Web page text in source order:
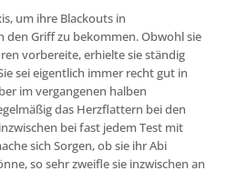
um ihre Blackouts in
den Griff zu bekommen. Obwohl sie
vorbereite, erhielte sie ständig
sei eigentlich immer recht gut in
im vergangenen halben
das Herzflattern bei den
bei fast jedem Test mit
sich Sorgen, ob sie ihr Abi
so sehr zweifle sie inzwischen an